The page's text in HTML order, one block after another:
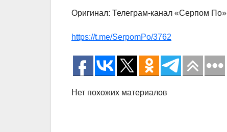
Оригинал: Телеграм-канал «Серпом По»
https://t.me/SerpomPo/3762
Нет похожих материалов